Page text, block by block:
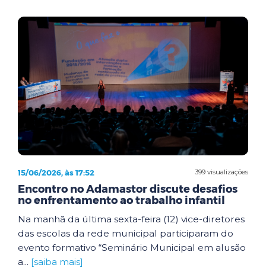
399 visualizações
15/06/2026, às 17:52
Encontro no Adamastor discute desafios
no enfrentamento ao trabalho infantil
Na manhã da última sexta-feira (12) vice-diretores
das escolas da rede municipal participaram do
evento formativo “Seminário Municipal em alusão
a... [saiba mais]